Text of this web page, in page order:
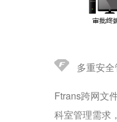
多重安
Ftrans跨网文
科室管理需求